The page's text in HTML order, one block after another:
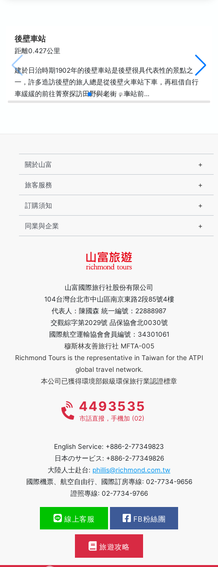
後壁車站
距離0.427公里
建於日治時期1902年的後壁車站是後壁很具代表性的景點之
一，許多造訪後壁的旅人總是從後壁火車站下車，再租借自行
車緩緩的前往菁寮探訪田野與老街，車站前…
山富國際旅行社股份有限公司
104台灣台北市中山區南京東路2段85號4樓
代表人：陳國森 統一編號：22888987
交觀綜字第2029號 品保協會北0030號
國際航空運輸協會會員編號：34301061
穆斯林友善旅行社 MFTA-005
Richmond Tours is the representative in Taiwan for the ATPI
global travel network.
本公司已獲得環境部銀級環保旅行業認證標章
關於山富
旅客服務
訂購須知
同業與企業
4493535
市話直撥，手機加 (02)
English Service: +886-2-77349823
日本のサービス: +886-2-77349826
大陸人士赴台: phillis@richmond.com.tw
國際機票、航空自由行、國際訂房專線: 02-7734-9656
證照專線: 02-7734-9766
線上客服 FB粉絲團
旅遊攻略